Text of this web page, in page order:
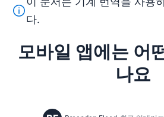
지원 팀 문의
이 텍스트는 기계 번역 도구를 사
다.
모바일 앱에는 어
나요